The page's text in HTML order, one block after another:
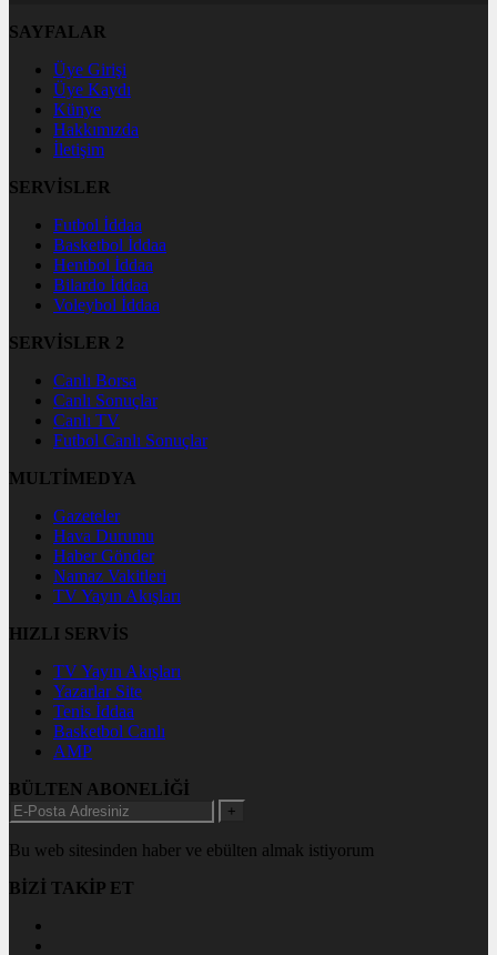
SAYFALAR
Üye Girişi
Üye Kaydı
Künye
Hakkımızda
İletişim
SERVİSLER
Futbol İddaa
Basketbol İddaa
Hentbol İddaa
Bilardo İddaa
Voleybol İddaa
SERVİSLER 2
Canlı Borsa
Canlı Sonuçlar
Canlı TV
Futbol Canlı Sonuçlar
MULTİMEDYA
Gazeteler
Hava Durumu
Haber Gönder
Namaz Vakitleri
TV Yayın Akışları
HIZLI SERVİS
TV Yayın Akışları
Yazarlar Site
Tenis İddaa
Basketbol Canlı
AMP
BÜLTEN ABONELİĞİ
+
Bu web sitesinden haber ve ebülten almak istiyorum
BİZİ TAKİP ET